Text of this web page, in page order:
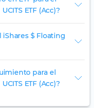
ETF (Acc)?
iShares $ Floating
para el
ETF (Acc)?